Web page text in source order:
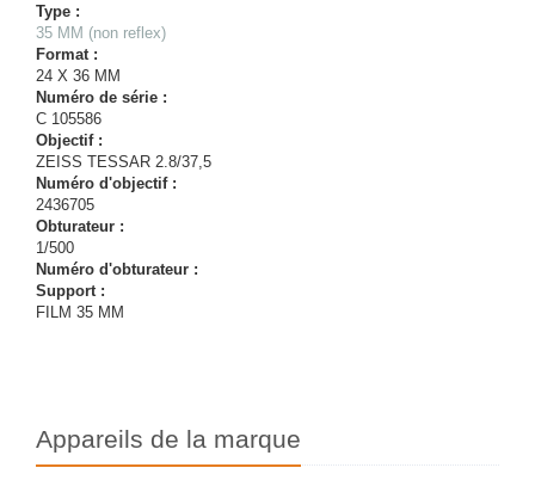
Type :
35 MM (non reflex)
Format :
24 X 36 MM
Numéro de série :
C 105586
Objectif :
ZEISS TESSAR 2.8/37,5
Numéro d'objectif :
2436705
Obturateur :
1/500
Numéro d'obturateur :
Support :
FILM 35 MM
Appareils de la marque